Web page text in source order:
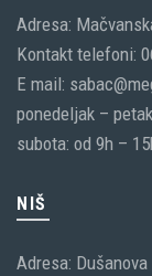
Adresa:
Kontakt telefoni:
E mail:
ponedeljak –
subota: od 9h –
NIŠ
Adresa: Dušanova